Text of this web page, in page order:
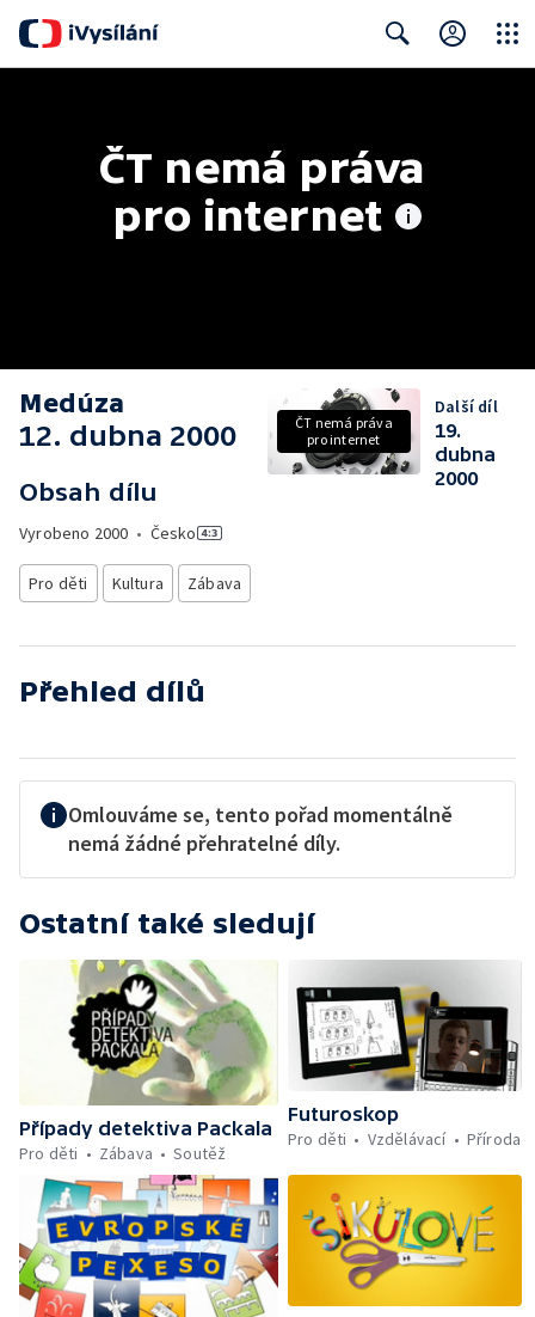
ČT nemá práva
pro internet
Medúza
12. dubna 2000
Obsah dílu
Vyrobeno 2000 • Česko
Pro děti Kultura Zábava
ČT nemá práva
pro internet
Další díl
19.
dubna
2000
Přehled dílů
Omlouváme se, tento pořad momentálně
nemá žádné přehratelné díly.
Ostatní také sledují
Případy detektiva Packala
Pro děti
Zábava Soutěž
Futuroskop
Pro děti
Vzdělávací Příroda